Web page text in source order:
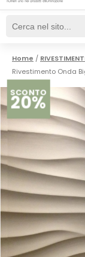
Home /
Rivestimento Onda
SCONTO
20%